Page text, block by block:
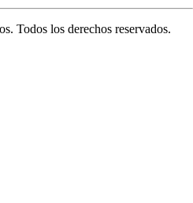
Todos los derechos reservados.